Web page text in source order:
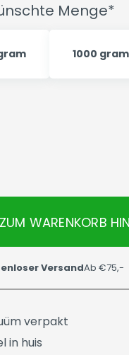
Menge*
1000 gram
ZUM WARENKORB
VersandAb €75,-
verpakt
in huis